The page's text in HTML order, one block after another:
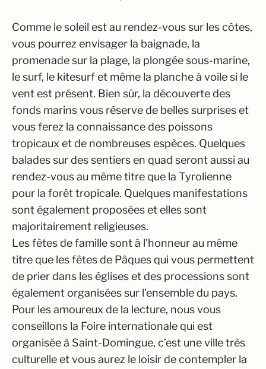
Comme le soleil est au rendez-vous sur les côtes,
vous pourrez envisager la baignade, la
promenade sur la plage, la plongée sous-marine,
le surf, le kitesurf et même la planche à voile si le
vent est présent. Bien sûr, la découverte des
fonds marins vous réserve de belles surprises et
vous ferez la connaissance des poissons
tropicaux et de nombreuses espèces. Quelques
balades sur des sentiers en quad seront aussi au
rendez-vous au même titre que la Tyrolienne
pour la forêt tropicale. Quelques manifestations
sont également proposées et elles sont
majoritairement religieuses.
Les fêtes de famille sont à l’honneur au même
titre que les fêtes de Pâques qui vous permettent
de prier dans les églises et des processions sont
également organisées sur l’ensemble du pays.
Pour les amoureux de la lecture, nous vous
conseillons la Foire internationale qui est
organisée à Saint-Domingue, c’est une ville très
culturelle et vous aurez le loisir de contempler la